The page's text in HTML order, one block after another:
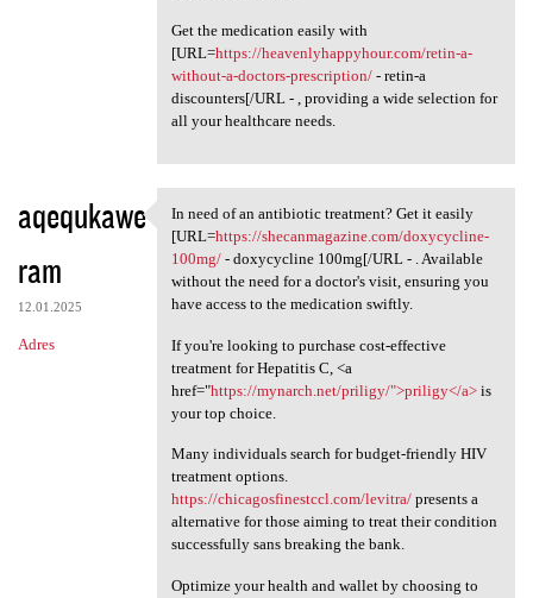
Get the medication easily with
[URL=https://heavenlyhappyhour.com/retin-a-
without-a-doctors-prescription/- retin-a
discounters[/URL - , providing a wide selection for
all your healthcare needs.
aqequkawe
ram
12.01.2025
Adres
In need of an antibiotic
In need of an antibiotic treatment? Get it easily
[URL=https://shecanmagazine.com/doxycycline-
100mg/- doxycycline 100mg[/URL - . Available
without the need for a doctor's visit, ensuring you
have access to the medication swiftly.
If you're looking to purchase cost-effective
treatment for Hepatitis C, <a
href="https://mynarch.net/priligy/">priligy</a>is
your top choice.
Many individuals search for budget-friendly HIV
treatment options.
https://chicagosfinestccl.com/levitra/presents a
alternative for those aiming to treat their condition
successfully sans breaking the bank.
Optimize your health and wallet by choosing to